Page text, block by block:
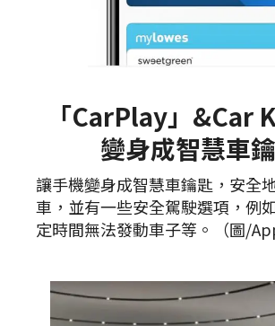
「CarPlay」&Car
變身成智慧車
讓手機變身成智慧車鑰匙，安全
車，並有一些安全駕駛選項，例
定時間無法發動車子等。（圖/